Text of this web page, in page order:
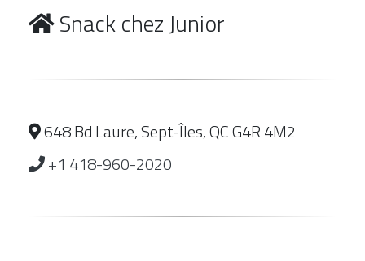
Snack chez Junior
648 Bd Laure, Sept-Îles, QC G4R 4M2
+1 418-960-2020